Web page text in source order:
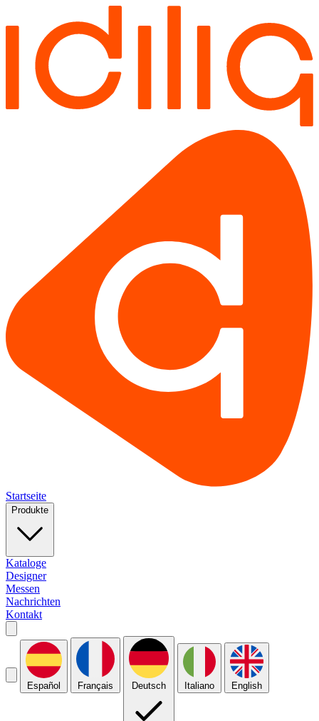
Startseite
Produkte
Kataloge
Designer
Messen
Nachrichten
Kontakt
Español Français Deutsch Italiano English